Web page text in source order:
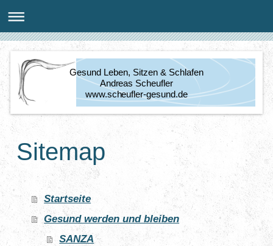
Gesund Leben, Sitzen & Schlafen
Andreas Scheufler
www.scheufler-gesund.de
Sitemap
Startseite
Gesund werden und bleiben
SANZA